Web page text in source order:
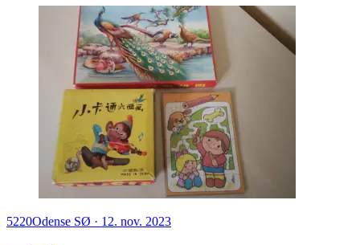
5220Odense SØ · 12. nov. 2023